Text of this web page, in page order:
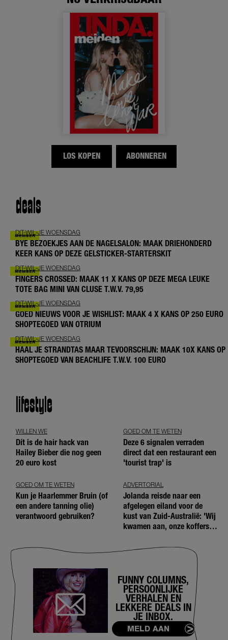
LOS KOPEN ABONNEREN
deals
DIT-WIL-JE WOENSDAG
BYE BEZOEKJES AAN DE NAGELSALON: MAAK DRIEHONDERD
KEER KANS OP DEZE GELSTICKER-STARTERSKIT
DIT-WIL-JE WOENSDAG
FINGERS CROSSED: MAAK 11 X KANS OP DEZE MEGA LEUKE
TOTE BAG MINI VAN CLUSE T.W.V. 79,95
DIT-WIL-JE WOENSDAG
GOED NIEUWS VOOR JE WISHLIST: MAAK 4 X KANS OP 250 EURO
SHOPTEGOED VAN OTRIUM
DIT-WIL-JE WOENSDAG
HAAL JE STRANDTAS MAAR TEVOORSCHIJN: MAAK 10X KANS OP
SHOPTEGOED VAN BEACHLIFE T.W.V. 100 EURO
lifestyle
WILLEN WE
Dít is de hair hack van
Hailey Bieber die nog geen
20 euro kost
GOED OM TE WETEN
Deze 6 signalen verraden
direct dat een restaurant een
'tourist trap' is
GOED OM TE WETEN
Kun je Haarlemmer Bruin (of
een andere tanning olie)
verantwoord gebruiken?
ADVERTORIAL
Jolanda reisde naar een
afgelegen eiland voor de
kust van Zuid-Australië: 'Wij
kwamen aan, onze koffers
FUNNY COLUMNS,
PERSOONLIJKE
VERHALEN EN
LEKKERE DEALS IN
JE INBOX.
MELD AAN